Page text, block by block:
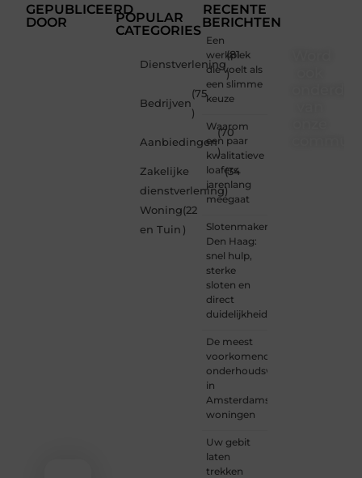
GEPUBLICEERD
DOOR
POPULAR
CATEGORIES
Dienstverlening
(81
)
Bedrijven
(75
)
Aanbiedingen
(70
)
Zakelijke
dienstverlening
(34
)
Woning
en Tuin
(22
)
RECENTE
BERICHTEN
Een
werkplek
die voelt als
een slimme
keuze
Waarom
een paar
kwalitatieve
loafers
jarenlang
meegaat
Slotenmaker
Den Haag:
snel hulp,
sterke
sloten en
direct
duidelijkheid
De meest
voorkomende
onderhoudswerkzaamheden
in
Amsterdamse
woningen
Uw gebit
laten
trekken